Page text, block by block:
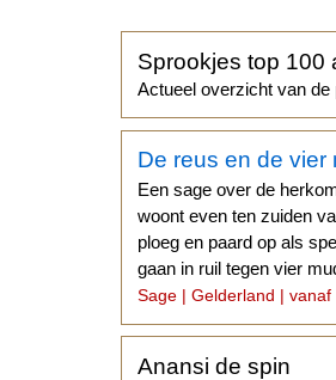
Sprookjes top 100
Actueel overzicht van
De reus en de
Een sage over de
woont even ten zuiden
ploeg en paard op als
gaan in ruil tegen vier
Sage | Gelderland |
Anansi de spin